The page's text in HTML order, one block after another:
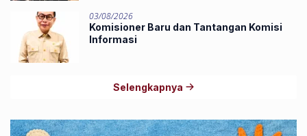
03/08/2026
Komisioner Baru dan Tantangan Komisi
Informasi
Selengkapnya